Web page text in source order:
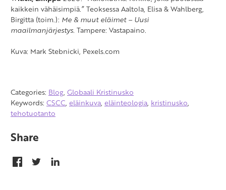
kaikkein vähäisimpiä.” Teoksessa Aaltola, Elisa & Wahlberg,
Birgitta (toim.): Me & muut eläimet – Uusi
maailmanjärjestys. Tampere: Vastapaino.
Kuva: Mark Stebnicki, Pexels.com
Categories: Blog, Globaali Kristinusko
Keywords: CSCC, eläinkuva, eläinteologia, kristinusko,
tehotuotanto
Share